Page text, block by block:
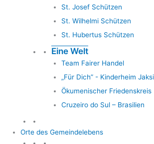
St. Josef Schützen
St. Wilhelmi Schützen
St. Hubertus Schützen
Eine Welt
Team Fairer Handel
„Für Dich” - Kinderheim
Ökumenischer Friedenskreis
Cruzeiro do Sul – Brasilien
Orte des Gemeindelebens